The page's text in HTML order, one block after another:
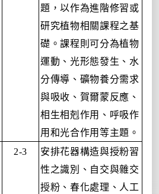
題，以作為進階修習或
研究植物相關課程之基
礎。課程則可分為植物
運動、光形態發生、水
分傳導、礦物養分需求
與吸收、賀爾蒙反應、
相生相剋作用、呼吸作
用和光合作用等主題。
2-3
安排花器構造與授粉習
性之識別、自交與雜交
授粉、春化處理、人工